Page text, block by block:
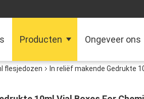
Producten Ongeveer ons
flesjedozen
In reliëf makende Gedrukte